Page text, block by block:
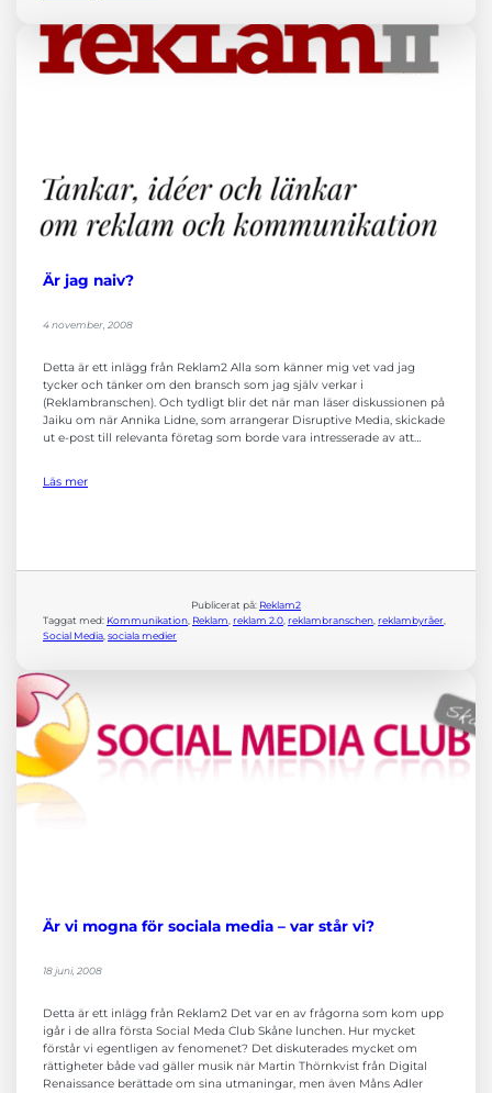
Är jag naiv?
4 november, 2008
Detta är ett inlägg från Reklam2 Alla som känner mig vet vad jag
tycker och tänker om den bransch som jag själv verkar i
(Reklambranschen). Och tydligt blir det när man läser diskussionen på
Jaiku om när Annika Lidne, som arrangerar Disruptive Media, skickade
ut e-post till relevanta företag som borde vara intresserade av att…
Läs mer
Publicerat på: Reklam2
Taggat med: Kommunikation, Reklam, reklam 2.0, reklambranschen, reklambyråer
Social Media, sociala medier
Är vi mogna för sociala media – var står vi?
18 juni, 2008
Detta är ett inlägg från Reklam2 Det var en av frågorna som kom upp
igår i de allra första Social Meda Club Skåne lunchen. Hur mycket
förstår vi egentligen av fenomenet? Det diskuterades mycket om
rättigheter både vad gäller musik när Martin Thörnkvist från Digital
Renaissance berättade om sina utmaningar, men även Måns Adler